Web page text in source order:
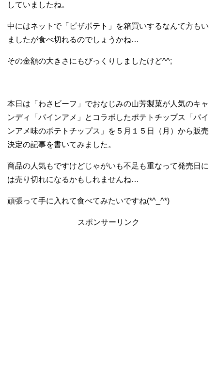
していましたね。
中にはネットで「ピザポテト」を箱買いするなんて方もい
ましたが食べ切れるのでしょうかね…
その金額の大きさにもびっくりしましたけど^^;
本日は「わさビーフ」でおなじみの山芳製菓が人気のキャ
ンディ「パインアメ」とコラボしたポテトチップス「パイ
ンアメ味のポテトチップス」を５月１５日（月）から販売
決定の記事を書いてみました。
商品の人気もですけどじゃがいも不足も重なって発売日に
は売り切れになるかもしれませんね…
頑張って手に入れて食べてみたいですね(*^_^*)
スポンサーリンク